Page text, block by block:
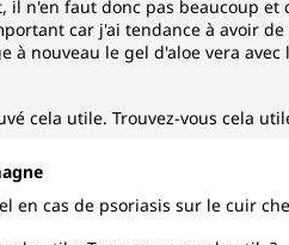
il n'en faut donc pas beaucoup
car j'ai tendance à avoir
à nouveau le gel d'aloe vera
cela utile. Trouvez-vous cela
en cas de psoriasis sur le cuir